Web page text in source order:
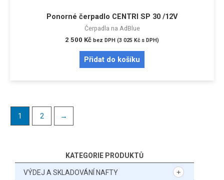
KATEGORIE PRODUKTŮ
VÝDEJ A SKLADOVÁNÍ NAFTY
Ponorné čerpadlo CENTRI SP 30 /12V
Čerpadla na AdBlue
2 500 Kč bez DPH (3 025 Kč s DPH)
Přidat do košíku
1 2 →